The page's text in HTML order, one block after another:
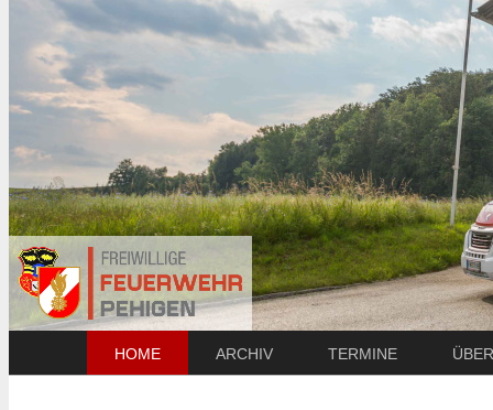
HOME ARCHIV TERMINE